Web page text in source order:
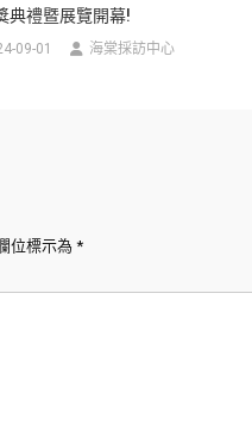
典禮暨展覽開幕!
09-01 海棠採訪中心
位標示為 *